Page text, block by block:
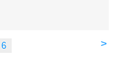
>
6